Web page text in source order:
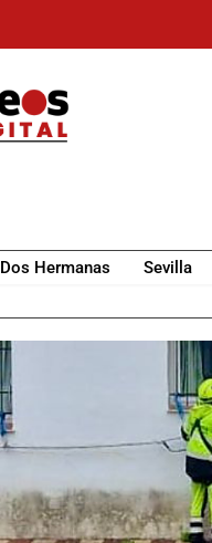
Dos Hermanas Sevilla